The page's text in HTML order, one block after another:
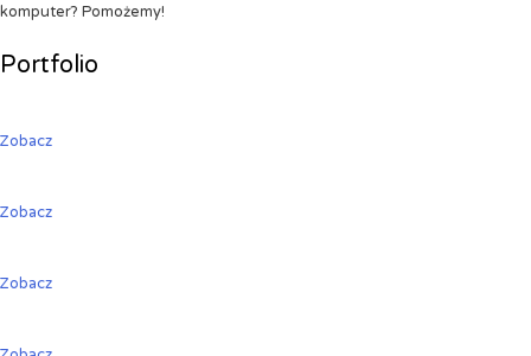
komputer? Pomożemy!
Portfolio
Zobacz
Zobacz
Zobacz